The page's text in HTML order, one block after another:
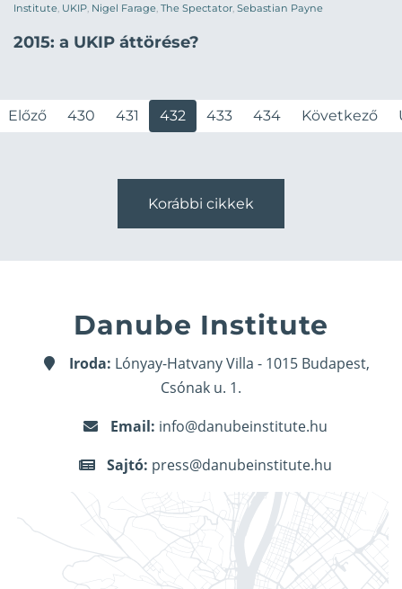
Institute, UKIP, Nigel Farage, The Spectator, Sebastian Payne
2015: a UKIP áttörése?
Előző 430 431 432 433 434 Következő
Korábbi cikkek
Danube Institute
Iroda: Lónyay-Hatvany Villa - 1015 Budapest,
Csónak u. 1.
Email: info@danubeinstitute.hu
Sajtó: press@danubeinstitute.hu